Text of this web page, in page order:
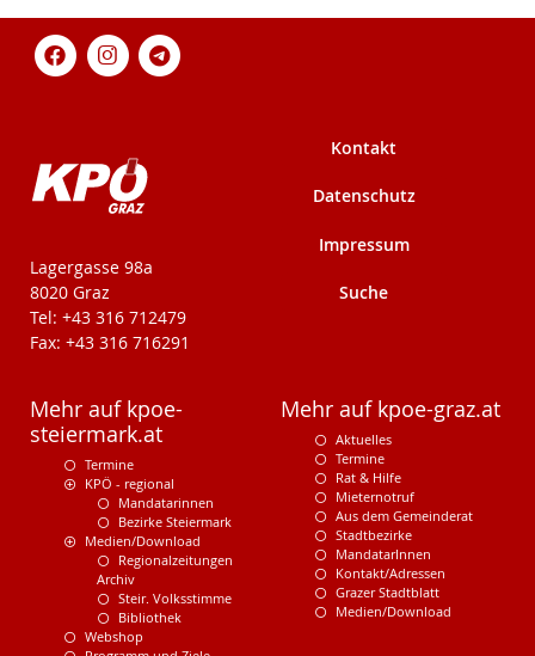
KPÖ-Steiermark
Lagergasse 98a
8020 Graz
Tel: +43 316 712479
Fax: +43 316 716291
Kontakt
Datenschutz
Impressum
Suche
Mehr auf kpoe-
steiermark.at
Termine
KPÖ - regional
Mandatarinnen
Bezirke Steiermark
Medien/Download
Regionalzeitungen
Archiv
Steir. Volksstimme
Bibliothek
Webshop
Mehr auf kpoe-graz.at
Aktuelles
Termine
Rat & Hilfe
Mieternotruf
Aus dem Gemeinderat
Stadtbezirke
MandatarInnen
Kontakt/Adressen
Grazer Stadtblatt
Medien/Download